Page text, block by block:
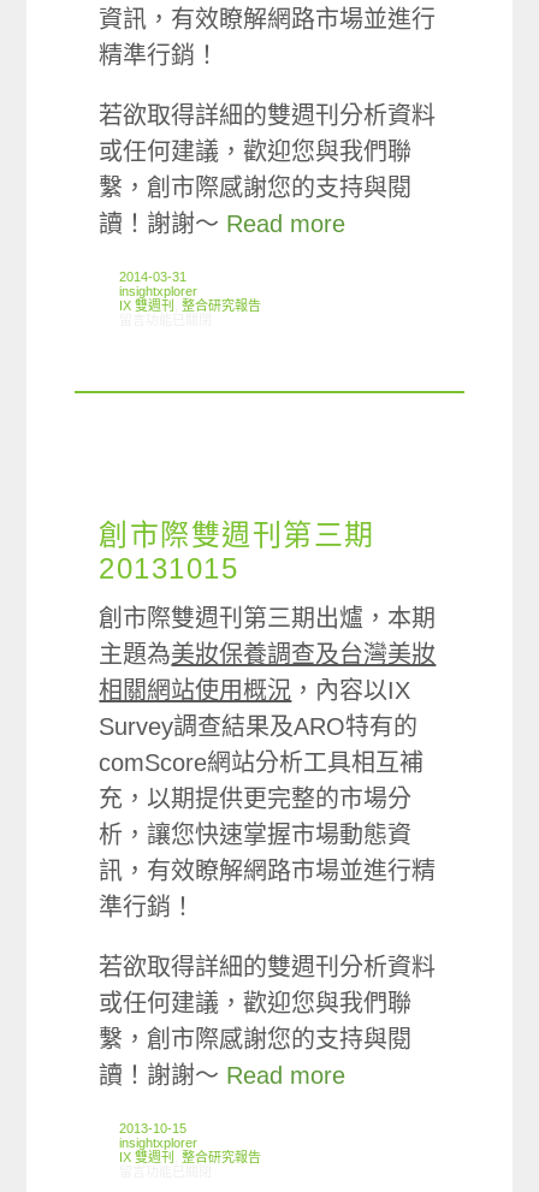
資訊，有效瞭解網路市場並進行
精準行銷！
若欲取得詳細的雙週刊分析資料
或任何建議，歡迎您與我們聯
繫，創市際感謝您的支持與閱
讀！謝謝～ Read more
2014-03-31
insightxplorer
IX 雙週刊
,整合研究報告
創市際雙週刊第三期
20131015
創市際雙週刊第三期出爐，本期
主題為美妝保養調查及台灣美妝
相關網站使用概況 ，內容以IX
Survey調查結果及ARO特有的
comScore網站分析工具相互補
充，以期提供更完整的市場分
析，讓您快速掌握市場動態資
訊，有效瞭解網路市場並進行精
準行銷！
若欲取得詳細的雙週刊分析資料
或任何建議，歡迎您與我們聯
繫，創市際感謝您的支持與閱
讀！謝謝～ Read more
2013-10-15
insightxplorer
IX 雙週刊
,整合研究報告